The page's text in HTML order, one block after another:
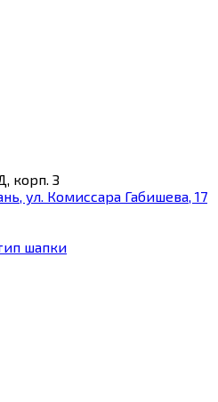
корп. З
ул. Комиссара Габишева, 17